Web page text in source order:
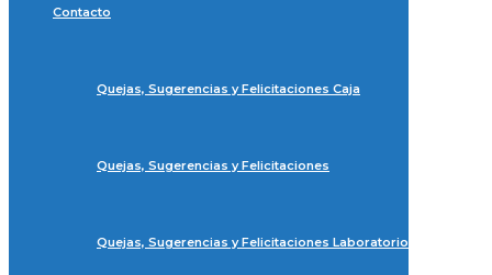
Contacto
Quejas, Sugerencias y Felicitaciones Caja
Quejas, Sugerencias y Felicitaciones
Quejas, Sugerencias y Felicitaciones Laboratorio